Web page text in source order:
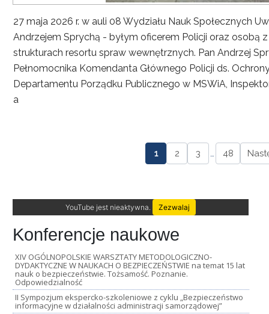
27 maja 2026 r. w auli 08 Wydziału Nauk Społecznych
Andrzejem Sprychą - byłym oficerem Policji oraz osobą
strukturach resortu spraw wewnętrznych. Pan Andrzej
Pełnomocnika Komendanta Głównego Policji ds.
Departamentu Porządku Publicznego w MSWiA,
a
1 2 3 … 48
YouTube jest nieaktywna. Zezwalaj
Konferencje naukowe
XIV OGÓLNOPOLSKIE WARSZTATY METODOLOGICZNO-
DYDAKTYCZNE W NAUKACH O BEZPIECZEŃSTWIE na temat 15 lat
nauk o bezpieczeństwie. Tożsamość. Poznanie.
Odpowiedzialność
II Sympozjum ekspercko-szkoleniowe z cyklu „Bezpieczeństwo
informacyjne w działalności administracji samorządowej”